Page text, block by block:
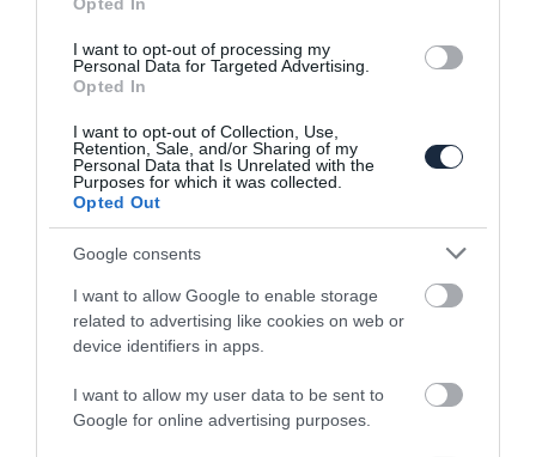
I want to opt-out of processing my
Personal Data for Targeted Advertising.
Opted In
I want to opt-out of Collection, Use,
Retention, Sale, and/or Sharing of my
Personal Data that Is Unrelated with the
Purposes for which it was collected.
Opted Out
Google consents
I want to allow Google to enable storage
related to advertising like cookies on web or
device identifiers in apps.
I want to allow my user data to be sent to
Google for online advertising purposes.
Exkluzív G-osztály